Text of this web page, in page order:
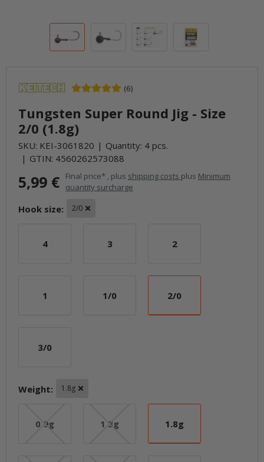
(6)
Tungsten Super Round Jig - Size
2/0 (1.8g)
SKU: KEI-3061820
Quantity: 4 pcs.
GTIN: 4560262573088
5,99 € Final price* , plus shipping costs plus Minimum
quantity surcharge
Hook size: 2/0
4
4 3
3 2
2
11 1/0
1/0 2/0
2/0
3/0
3/0
Weight: 1.8g
0.9g
0.9g 1.3g
1.3g 1.8g
1.8g